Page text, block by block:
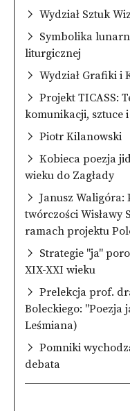
Wydział Sztuk
Symbolika
liturgicznej
Wydział Grafiki i
Projekt TICASS:
komunikacji, sztuce
Piotr Kilanowski
Kobieca poezja
wieku do Zagłady
Janusz Waligóra:
twórczości Wisławy
ramach projektu
Strategie "ja"
XIX-XXI wieku
Prelekcja prof.
Boleckiego: "Poezja
Leśmiana)
Pomniki
debata